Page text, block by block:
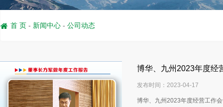
 首 页 - 新闻中心 - 公司动态
博华、九州2023年度经
发布时间：2023-04-17
博华、九州2023年度经营工作